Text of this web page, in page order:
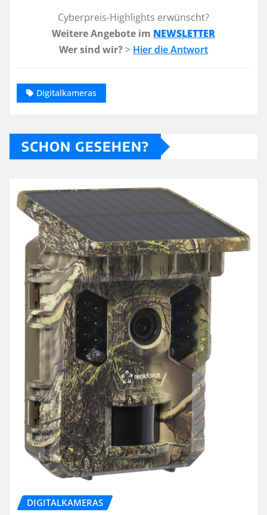
Cyberpreis-Highlights erwünscht?
Weitere Angebote im NEWSLETTER
Wer sind wir? > Hier die Antwort
Digitalkameras
SCHON GESEHEN?
DIGITALKAMERAS